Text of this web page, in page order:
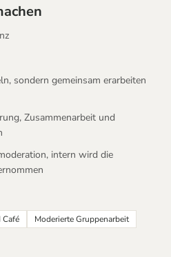
sondern gemeinsam erarbeiten
Zusammenarbeit und
intern wird die
Moderierte Gruppenarbeit